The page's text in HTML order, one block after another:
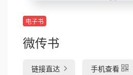
电子书
微传书
链接直达 手机查看